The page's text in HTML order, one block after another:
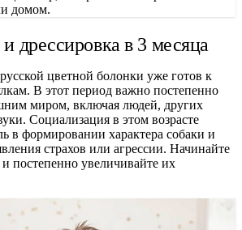
домом.
дрессировка в 3 месяца
цветной болонки уже готов к
В этот период важно постепенно
миром, включая людей, других
Социализация в этом возрасте
в формировании характера собаки и
страхов или агрессии. Начинайте
постепенно увеличивайте их